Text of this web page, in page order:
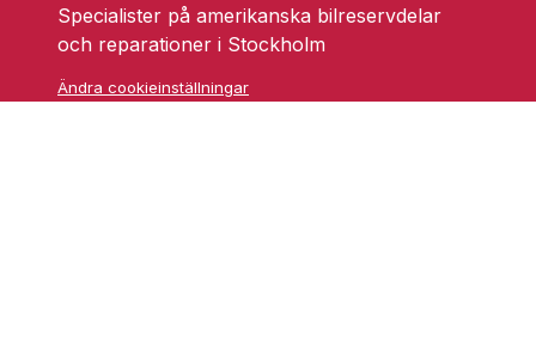
Specialister på amerikanska bilreservdelar
och reparationer i Stockholm
Ändra cookieinställningar